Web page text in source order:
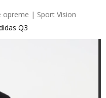
opreme | Sport Vision
Q3